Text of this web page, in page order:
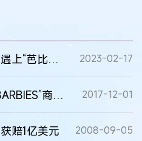
当宠物医院“芭比堂”遇上“芭比娃娃 ” 2023-02-17
美泰公司对“Salon BARBIES”商标提出的异议遭拒 2017-12-01
赔1亿美元 2008-09-05